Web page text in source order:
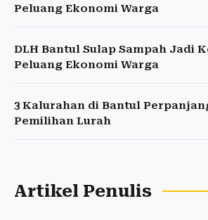
Peluang Ekonomi Warga
DLH Bantul Sulap Sampah Jadi
Peluang Ekonomi Warga
3 Kalurahan di Bantul
Pemilihan Lurah
Artikel Penulis